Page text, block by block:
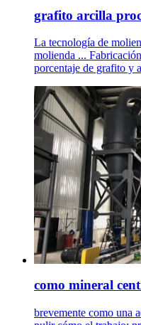
grafito arcilla
La tecnología de
molienda ...
porcentaje de grafito y
como mineral
brevemente como una